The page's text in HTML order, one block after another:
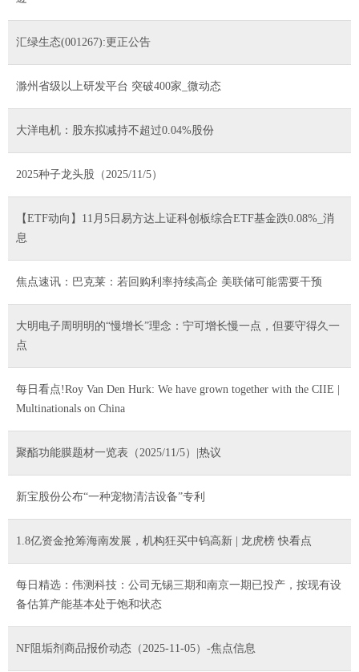
汇绿生态(001267):更正公告
滁州省级以上研发平台 突破400家_微动态
大洋电机：股东拟减持不超过0.04%股份
2025种子龙头股（2025/11/5）
【ETF动向】11月5日易方达上证科创板综合ETF基金跌0.08%_消
息
焦点速讯：巴克莱：若回购利率持续高企 美联储可能需要干预
大明电子周明明的“慢增长”理念：宁可增长慢一点，但要守得久一
点
每日看点!Roy Van Den Hurk: We have grown together with the CIIE |
Multinationals on China
聚酯功能膜题材一览表（2025/11/5）|热议
新宝股份公布“一种宠物清洁设备”专利
1.8亿资金抢筹海南发展，机构狂买中钨高新 | 龙虎榜 快看点
每日精选：伟测科技：公司无锡三期和南京一期已投产，按现有设
备估算产能基本处于饱和状态
NF阻垢剂商品报价动态（2025-11-05）-焦点信息